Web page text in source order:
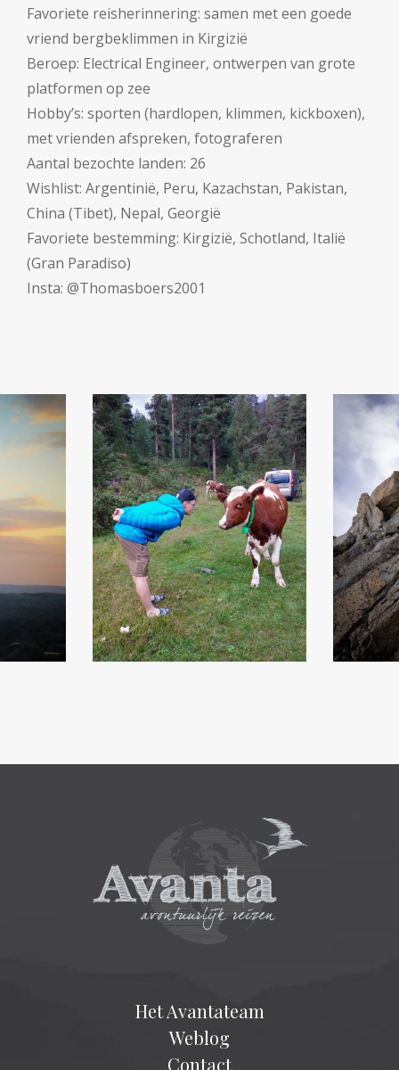
Favoriete reisherinnering: samen met een goede
vriend bergbeklimmen in Kirgizië
Beroep: Electrical Engineer, ontwerpen van grote
platformen op zee
Hobby’s: sporten (hardlopen, klimmen, kickboxen),
met vrienden afspreken, fotograferen
Aantal bezochte landen: 26
Wishlist: Argentinië, Peru, Kazachstan, Pakistan,
China (Tibet), Nepal, Georgië
Favoriete bestemming: Kirgizië, Schotland, Italië
(Gran Paradiso)
Insta: @Thomasboers2001
Het Avantateam
Weblog
Contact